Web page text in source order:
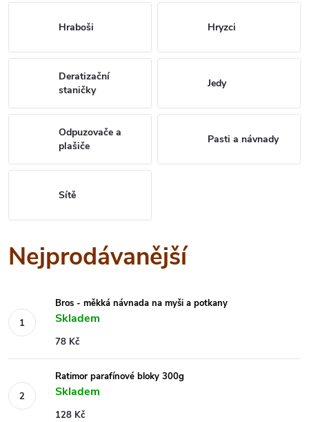
Hraboši Hryzci
Deratizační
staničky
Jedy
Odpuzovače a
plašiče
Pasti a návnady
Sítě
Nejprodávanější
Bros - měkká návnada na myši a potkany
Skladem
78 Kč
Ratimor parafínové bloky 300g
Skladem
128 Kč